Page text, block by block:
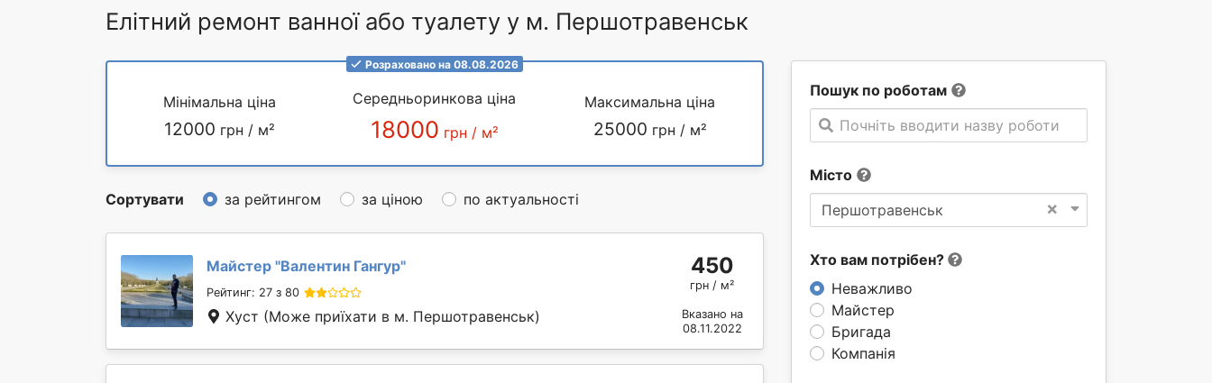
Елітний ремонт ванної або туалету у м. Першотравенськ
Пошук по роботам
Почніть вводити назву роботи
Місто
×
Першотравенськ
Хто вам потрібен?
Неважливо
Майстер
Бригада
Компанія
Розраховано на 08.08.2026
Мінімальна ціна
12000 грн / м²
Середньоринкова ціна
18000 грн / м²
Максимальна ціна
25000 грн / м²
Сортувати за рейтингом за ціною по актуальності
Майстер "Валентин Гангур"
Рейтинг: 27 з 80
Хуст (Може приїхати в м. Першотравенськ)
450
грн / м²
Вказано на
08.11.2022